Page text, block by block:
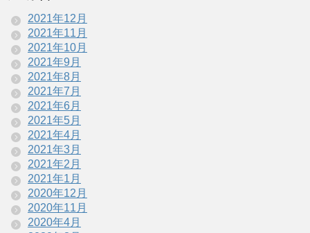
2021年12月
2021年11月
2021年10月
2021年9月
2021年8月
2021年7月
2021年6月
2021年5月
2021年4月
2021年3月
2021年2月
2021年1月
2020年12月
2020年11月
2020年4月